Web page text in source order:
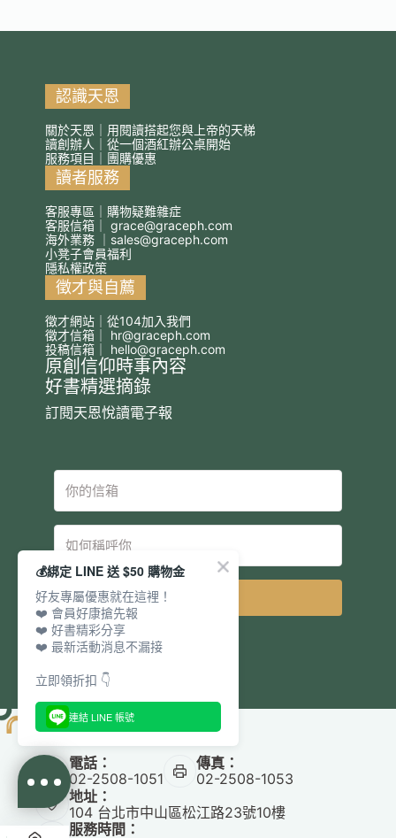
認識天恩
關於天恩｜用閱讀搭起您與上帝的天梯
讀創辦人｜從一個酒紅辦公桌開始
服務項目｜團購優惠
讀者服務
客服專區｜購物疑難雜症
客服信箱｜ grace@graceph.com
海外業務 ｜ sales@graceph.com
小凳子會員福利
隱私權政策
徵才與自薦
徵才網站｜從104加入我們
徵才信箱｜ hr@graceph.com
投稿信箱｜ hello@graceph.com
原創信仰時事內容
好書精選摘錄
訂閱天恩悅讀電子報
電話：
02-2508-1051
傳真：
02-2508-1053
地址：
104 台北市中山區松江路23號10樓
服務時間：
💰綁定 LINE 送 $50 購物金
好友專屬優惠就在這裡！
❤️ 會員好康搶先報
❤️ 好書精彩分享
❤️ 最新活動消息不漏接
立即領折扣 👇
連結 LINE 帳號